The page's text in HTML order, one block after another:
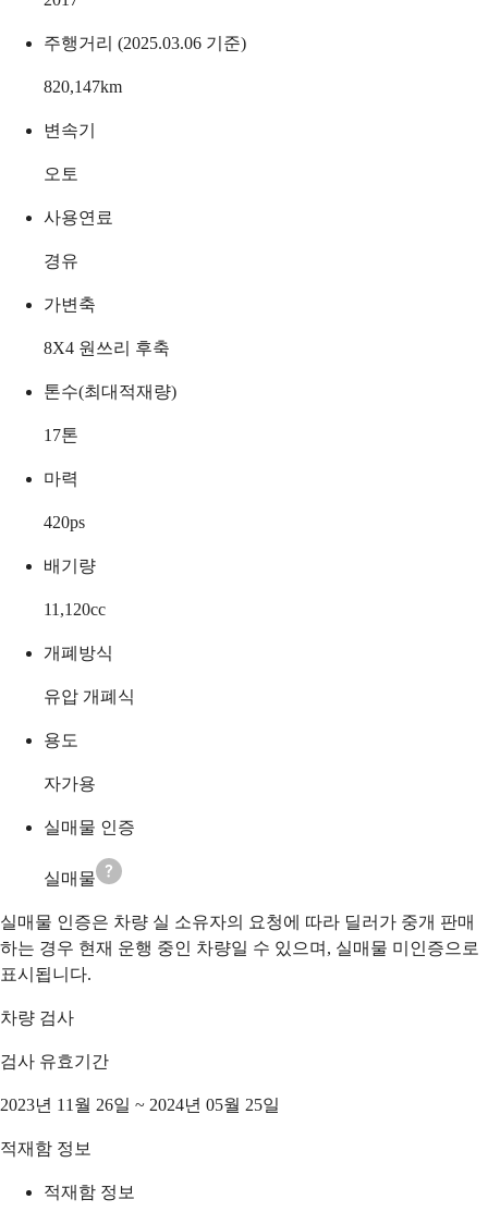
주행거리 (2025.03.06 기준)
820,147km
변속기
오토
사용연료
경유
가변축
8X4 원쓰리 후축
톤수(최대적재량)
17톤
마력
420ps
배기량
11,120cc
개폐방식
유압 개폐식
용도
자가용
실매물 인증
실매물
실매물 인증은 차량 실 소유자의 요청에 따라 딜러가 중개 판매
하는 경우 현재 운행 중인 차량일 수 있으며, 실매물 미인증으로
표시됩니다.
차량 검사
검사 유효기간
2023년 11월 26일 ~ 2024년 05월 25일
적재함 정보
적재함 정보